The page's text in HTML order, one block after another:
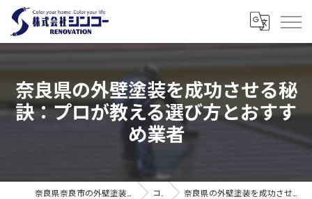
奈良県の外壁塗装を成功させる秘
訣：プロが教える選び方とおすす
め業者
コラム 奈良県の外壁塗装を成功させる秘訣：プロが教える選び方とおすすめ業者